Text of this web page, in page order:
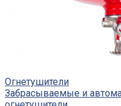
Огнетушители
Забрасываемые и